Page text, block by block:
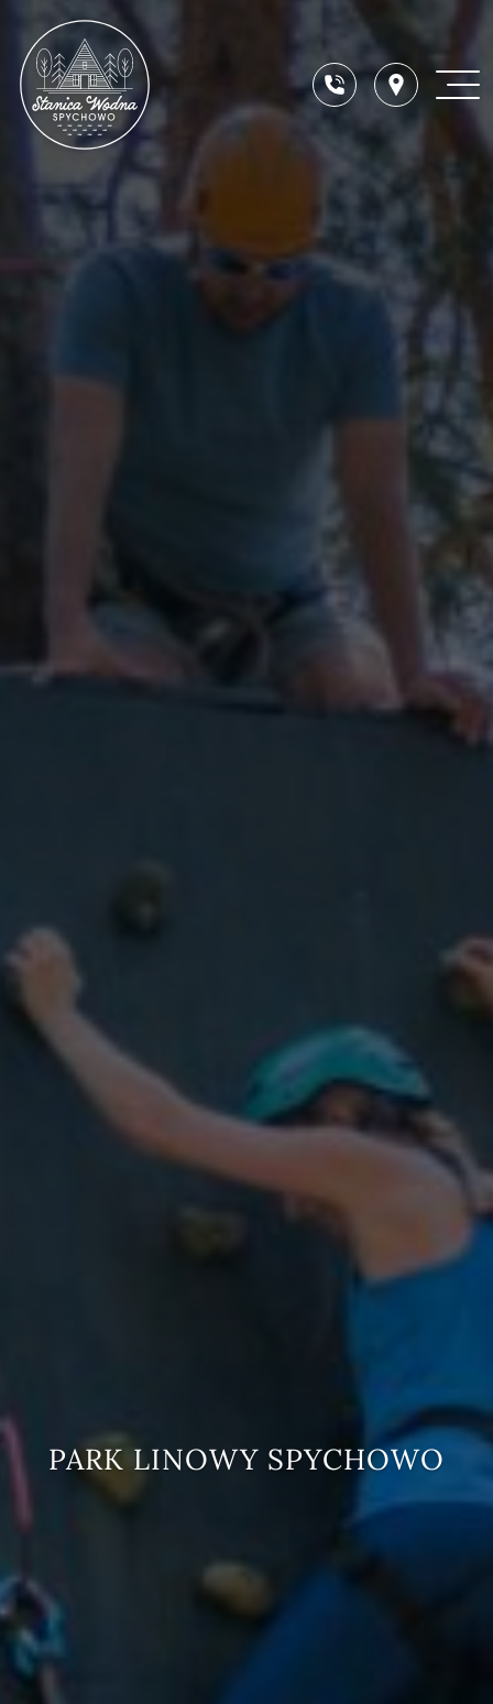
PARK LINOWY SPYCHOWO